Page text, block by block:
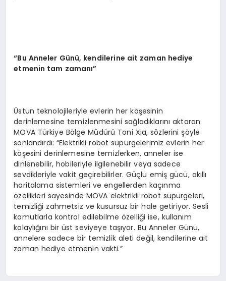
“Bu Anneler Günü, kendilerine ait zaman hediye
etmenin tam zamanı”
Üstün teknolojileriyle evlerin her köşesinin
derinlemesine temizlenmesini sağladıklarını aktaran
MOVA Türkiye Bölge Müdürü Toni Xia, sözlerini şöyle
sonlandırdı: “Elektrikli robot süpürgelerimiz evlerin her
köşesini derinlemesine temizlerken, anneler ise
dinlenebilir, hobileriyle ilgilenebilir veya sadece
sevdikleriyle vakit geçirebilirler. Güçlü emiş gücü, akıllı
haritalama sistemleri ve engellerden kaçınma
özellikleri sayesinde MOVA elektrikli robot süpürgeleri,
temizliği zahmetsiz ve kusursuz bir hale getiriyor. Sesli
komutlarla kontrol edilebilme özelliği ise, kullanım
kolaylığını bir üst seviyeye taşıyor. Bu Anneler Günü,
annelere sadece bir temizlik aleti değil, kendilerine ait
zaman hediye etmenin vakti.”